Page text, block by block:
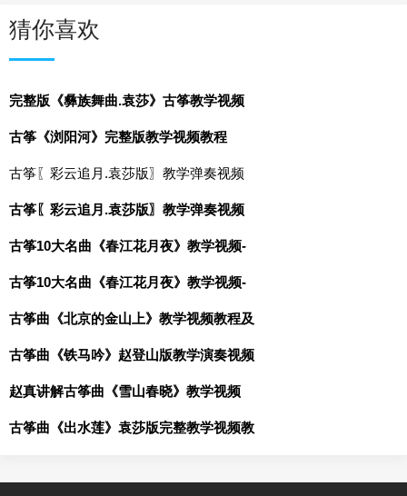
猜你喜欢
完整版《彝族舞曲.袁莎》古筝教学视频
古筝《浏阳河》完整版教学视频教程
古筝〖彩云追月.袁莎版〗教学弹奏视频
古筝〖彩云追月.袁莎版〗教学弹奏视频
古筝10大名曲《春江花月夜》教学视频-
古筝10大名曲《春江花月夜》教学视频-
古筝曲《北京的金山上》教学视频教程及
古筝曲《铁马吟》赵登山版教学演奏视频
赵真讲解古筝曲《雪山春晓》教学视频
古筝曲《出水莲》袁莎版完整教学视频教